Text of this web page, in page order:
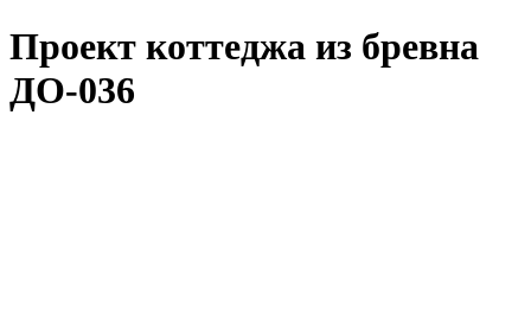
Проект коттеджа из бревна
ДО-036